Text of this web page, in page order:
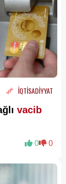
İQTİSADİYYAT
vacib
0 0